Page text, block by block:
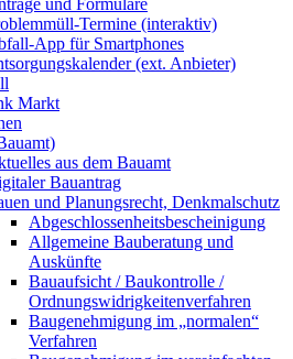
und Formulare
Termine (interaktiv)
App für Smartphones
(ext. Anbieter)
Markt
aus dem Bauamt
Bauantrag
und Planungsrecht, Denkmalschutz
Abgeschlossenheitsbescheinigung
Allgemeine Bauberatung und
Auskünfte
Bauaufsicht / Baukontrolle /
Ordnungswidrigkeitenverfahren
Baugenehmigung im „normalen“
Verfahren